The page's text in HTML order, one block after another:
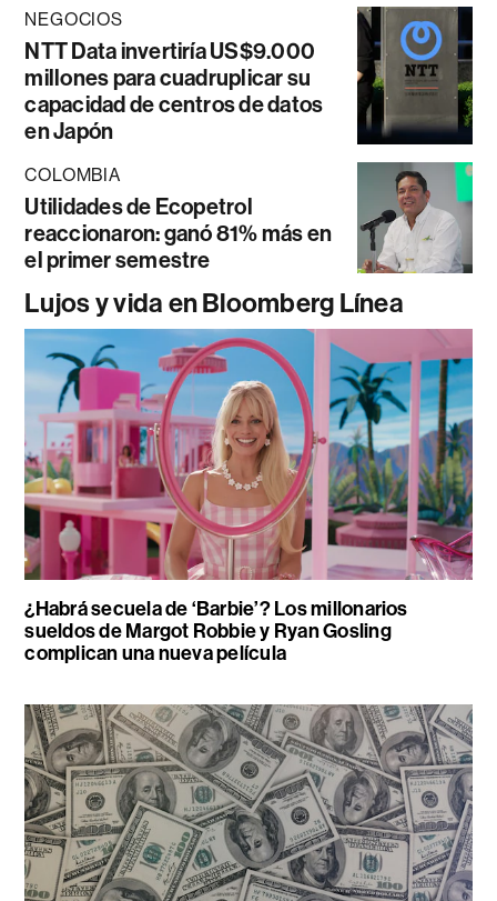
NEGOCIOS
NTT Data invertiría US$9.000
millones para cuadruplicar su
capacidad de centros de datos
en Japón
COLOMBIA
Utilidades de Ecopetrol
reaccionaron: ganó 81% más en
el primer semestre
Lujos y vida en Bloomberg Línea
¿Habrá secuela de ‘Barbie’? Los millonarios
sueldos de Margot Robbie y Ryan Gosling
complican una nueva película